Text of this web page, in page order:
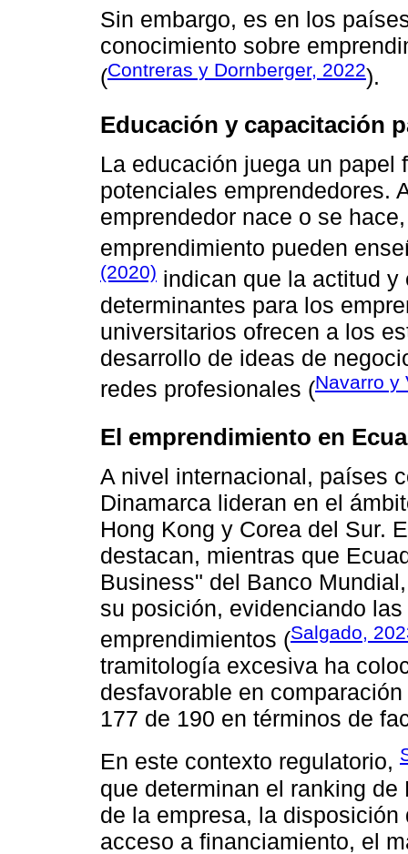
Sin embargo, es en los
conocimiento sobre
(Contreras y Dornberger, 2022).
Educación y capacitación
La educación juega un papel
potenciales emprendedores.
emprendedor nace o se
emprendimiento pueden
(2020) indican que la actitud
determinantes para los
universitarios ofrecen a los
desarrollo de ideas de
redes profesionales (Navarro y
El emprendimiento en
A nivel internacional, países
Dinamarca lideran en el
Hong Kong y Corea del Sur.
destacan, mientras que
Business" del Banco
su posición, evidenciando
emprendimientos (Salgado,
tramitología excesiva ha
desfavorable en
177 de 190 en términos de
En este contexto regulatorio,
que determinan el ranking
de la empresa, la
acceso a financiamiento, el